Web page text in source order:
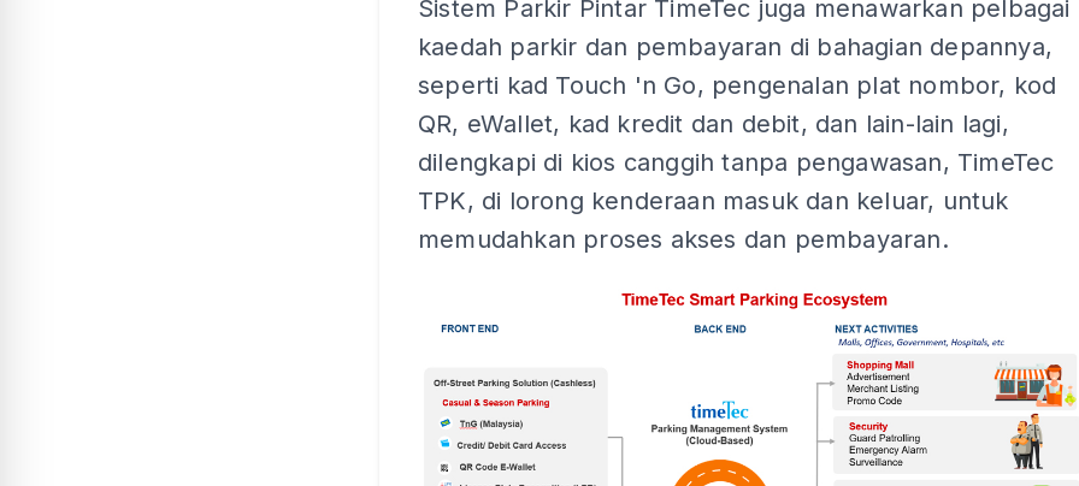
Sistem Parkir Pintar TimeTec juga menawarkan pelbagai
kaedah parkir dan pembayaran di bahagian depannya,
seperti kad Touch 'n Go, pengenalan plat nombor, kod
QR, eWallet, kad kredit dan debit, dan lain-lain lagi,
dilengkapi di kios canggih tanpa pengawasan, TimeTec
TPK, di lorong kenderaan masuk dan keluar, untuk
memudahkan proses akses dan pembayaran.